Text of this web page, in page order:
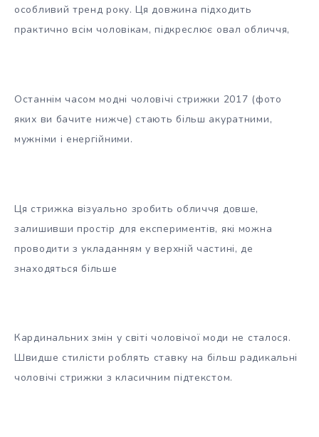
особливий тренд року. Ця довжина підходить
практично всім чоловікам, підкреслює овал обличчя,
Останнім часом модні чоловічі стрижки 2017 (фото
яких ви бачите нижче) стають більш акуратними,
мужніми і енергійними.
Ця стрижка візуально зробить обличчя довше,
залишивши простір для експериментів, які можна
проводити з укладанням у верхній частині, де
знаходяться більше
Кардинальних змін у світі чоловічої моди не сталося.
Швидше стилісти роблять ставку на більш радикальні
чоловічі стрижки з класичним підтекстом.